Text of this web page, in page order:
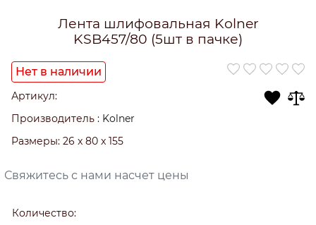
Лента шлифовальная Kolner
KSB457/80 (5шт в пачке)
Нет в наличии
Артикул:
Производитель : Kolner
Размеры: 26 x 80 x 155
Свяжитесь с нами насчет цены
Количество: